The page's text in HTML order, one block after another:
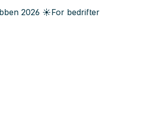
2026 ☀️For bedrifter